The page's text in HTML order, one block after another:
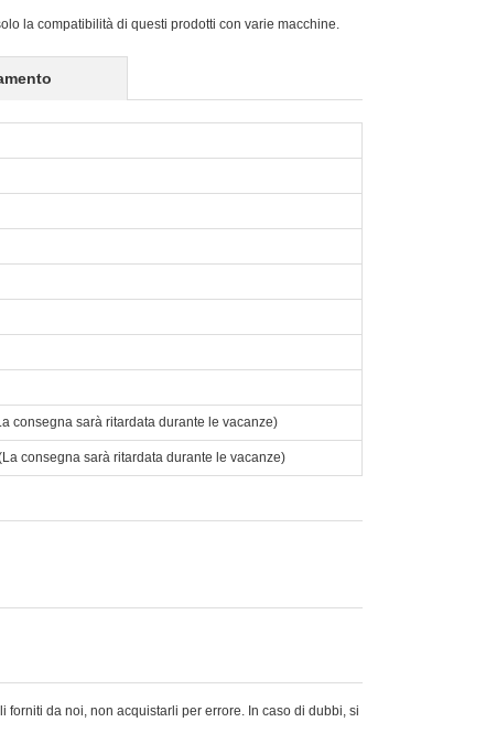
la compatibilità di questi prodotti con varie macchine.
consegna sarà ritardata durante le vacanze)
consegna sarà ritardata durante le vacanze)
da noi, non acquistarli per errore. In caso di dubbi, si